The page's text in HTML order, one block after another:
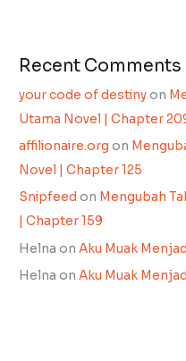
Recent Comments
your code of destinyon
Utama Novel | Chapter
affilionaire.org on
Novel | Chapter 125
Snipfeed on Mengubah
| Chapter 159
Helna onAku Muak
Helna onAku Muak